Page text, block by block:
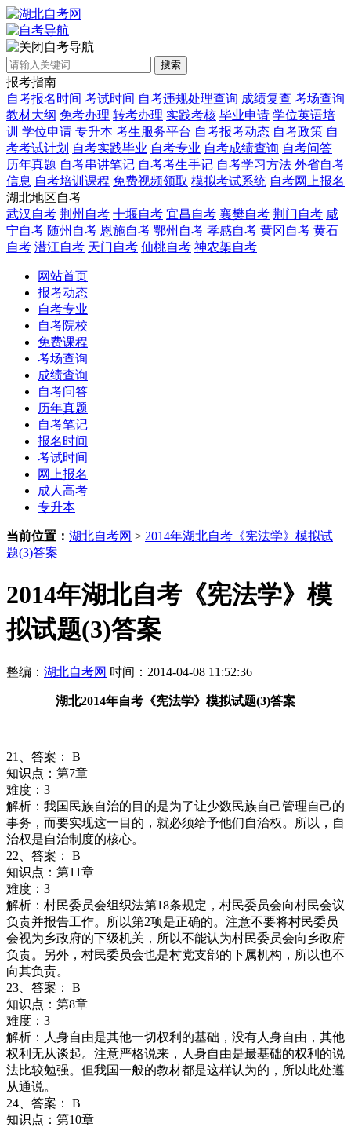
自考导航
搜索
报考指南
自考报名时间 考试时间 自考违规处理查询 成绩复查 考场查询
教材大纲 免考办理 转考办理 实践考核 毕业申请 学位英语培
训 学位申请 专升本 考生服务平台 自考报考动态 自考政策 自
考考试计划 自考实践毕业 自考专业 自考成绩查询 自考问答
历年真题 自考串讲笔记 自考考生手记 自考学习方法 外省自考
信息 自考培训课程 免费视频领取 模拟考试系统 自考网上报名
湖北地区自考
武汉自考 荆州自考 十堰自考 宜昌自考 襄樊自考 荆门自考 咸
宁自考 随州自考 恩施自考 鄂州自考 孝感自考 黄冈自考 黄石
自考 潜江自考 天门自考 仙桃自考 神农架自考
网站首页
报考动态
自考专业
自考院校
免费课程
考场查询
成绩查询
自考问答
历年真题
自考笔记
报名时间
考试时间
网上报名
成人高考
专升本
当前位置： 湖北自考网 > 2014年湖北自考《宪法学》模拟试
题(3)答案
2014年湖北自考《宪法学》模
拟试题(3)答案
整编： 湖北自考网 时间：2014-04-08 11:52:36
湖北2014年自考《宪法学》模拟试题(3)答案
21、答案： B
知识点：第7章
难度：3
解析：我国民族自治的目的是为了让少数民族自己管理自己的
事务，而要实现这一目的，就必须给予他们自治权。所以，自
治权是自治制度的核心。
22、答案： B
知识点：第11章
难度：3
解析：村民委员会组织法第18条规定，村民委员会向村民会议
负责并报告工作。所以第2项是正确的。注意不要将村民委员
会视为乡政府的下级机关，所以不能认为村民委员会向乡政府
负责。另外，村民委员会也是村党支部的下属机构，所以也不
向其负责。
23、答案： B
知识点：第8章
难度：3
解析：人身自由是其他一切权利的基础，没有人身自由，其他
权利无从谈起。注意严格说来，人身自由是最基础的权利的说
法比较勉强。但我国一般的教材都是这样认为的，所以此处遵
从通说。
24、答案： B
知识点：第10章